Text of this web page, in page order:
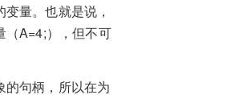
量。也就是说，
（A=4;），但不可
句柄，所以在为